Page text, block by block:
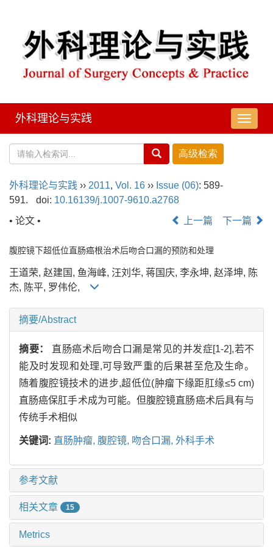
导
航
外科理论与实践
外科理论与实践 ›› 2011, Vol. 16 ›› Issue (06): 589-
591.
doi: 10.16139/j.1007-9610.a2768
• 论文 •
上一篇 下一篇
腹腔镜下超低位直肠癌根治术后吻合口漏的预防和处理
王道荣, 赵建国, 鱼海峰, 汪刘华, 蒋国庆, 李永坤, 赵泽坤, 陈
杰, 陈平, 罗伟伦,
摘要/Abstract
摘要： 直肠癌术后吻合口漏是常见的并发症[1-2],若不
能及时发现和处理,可导致严重的后果甚至危及生命。
随着腹腔镜技术的进步,超低位(肿瘤下缘距肛缘≤5 cm)
直肠癌保肛手术成为可能。但腹腔镜直肠癌术后具有与
传统手术相似
关键词: 直肠肿瘤, 腹腔镜, 吻合口漏, 外科手术
参考文献
相关文章 15
Metrics